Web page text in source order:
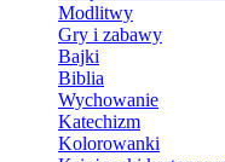
Modlitwy
Gry i zabawy
Bajki
Biblia
Wychowanie
Katechizm
Kolorowanki